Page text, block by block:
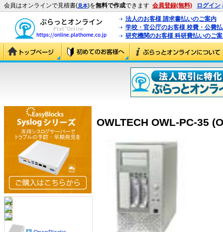
会員はオンラインで見積書(見本)を無料で作成できます 会員登録(無料) ログイン
法人のお客様 請求書払いのご案内
学校・官公庁のお客様 校費・公費
研究機関のお客様 科研費払いのご
OWLTECH OWL-PC-35